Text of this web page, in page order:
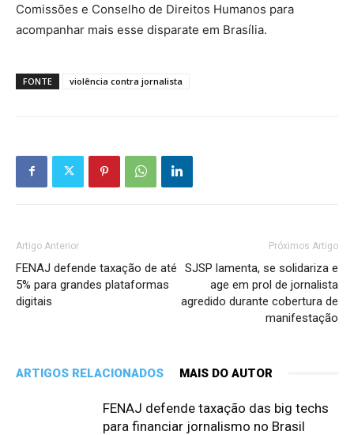
Comissões e Conselho de Direitos Humanos para
acompanhar mais esse disparate em Brasília.
FONTE violência contra jornalista
Artigo Anterior
FENAJ defende taxação de até
5% para grandes plataformas
digitais
Próximos Artigo
SJSP lamenta, se solidariza e
age em prol de jornalista
agredido durante cobertura de
manifestação
ARTIGOS RELACIONADOS MAIS DO AUTOR
FENAJ defende taxação das big techs
para financiar jornalismo no Brasil